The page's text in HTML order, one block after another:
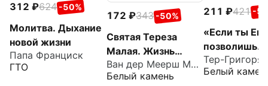
312 624 -50%
Молитва. Дыхание
новой жизни
Папа Франциск
ГТО
172 343 -50%
Святая Тереза
Малая. Жизнь
Терезы из Лизье,
Учителя Церкви
Ван дер Меерш Максенс
Белый камень
211 421 -
«Если ты
Жизнь
Маравильяс
Белый